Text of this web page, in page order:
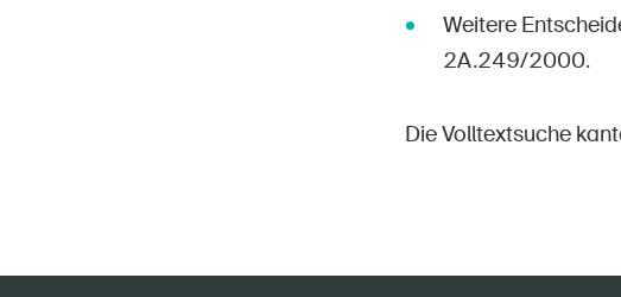
Weitere
2A.249/2000.
Die Volltextsuche